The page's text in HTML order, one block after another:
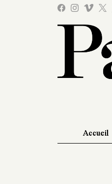
Accueil